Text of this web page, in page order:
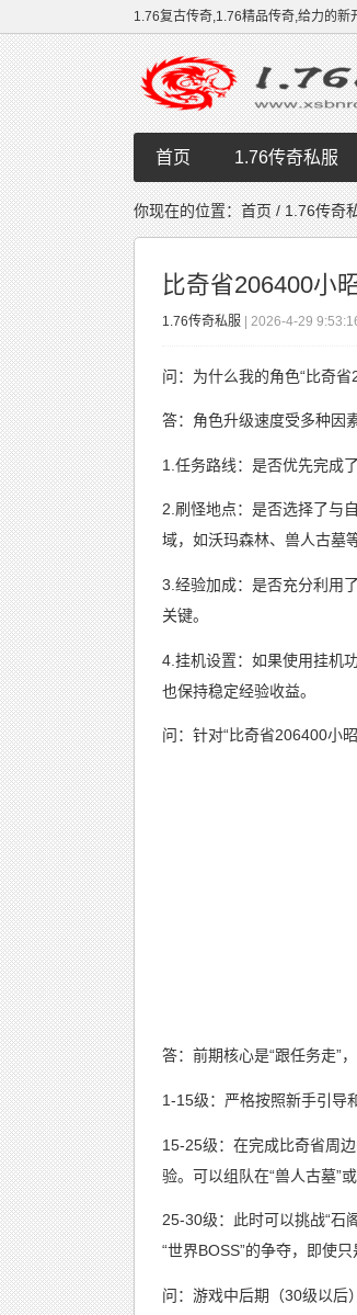
1.76复古传奇,1.76精品传奇,给力的新
首页 1.76传奇私服
你现在的位置：首页/1.76传奇
比奇省206400小
1.76传奇私服 | 2026-4-29
问：为什么我的角色“比奇省
答：角色升级速度受多种因
1.任务路线：是否优先完成
2.刷怪地点：是否选择了与
域，如沃玛森林、兽人古墓等
3.经验加成：是否充分利用
关键。
4.挂机设置：如果使用挂机
也保持稳定经验收益。
问：针对“比奇省206400小
答：前期核心是“跟任务走”
1-15级：严格按照新手引导
15-25级：在完成比奇省周
验。可以组队在“兽人古墓”
25-30级：此时可以挑战“石
“世界BOSS”的争夺，即使
问：游戏中后期（30级以后